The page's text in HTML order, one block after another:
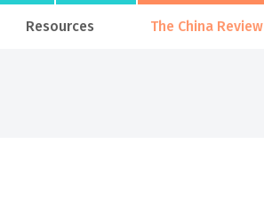
Resources The China Review